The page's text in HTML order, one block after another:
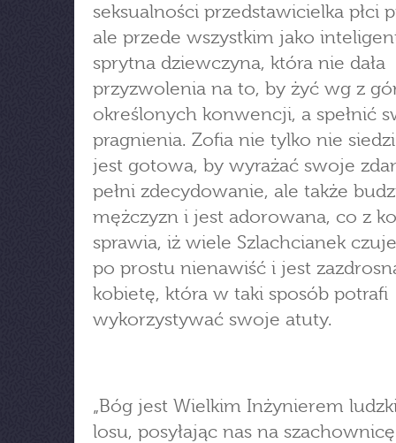
seksualności przedstawicielka płci
ale przede wszystkim jako
sprytna dziewczyna, która nie dała
przyzwolenia na to, by żyć wg z
określonych konwencji, a spełnić
pragnienia. Zofia nie tylko nie
jest gotowa, by wyrażać swoje
pełni zdecydowanie, ale także
mężczyzn i jest adorowana, co z
sprawia, iż wiele Szlachcianek
po prostu nienawiść i jest
kobietę, która w taki sposób potrafi
wykorzystywać swoje atuty.
„Bóg jest Wielkim Inżynierem
losu, posyłając nas na